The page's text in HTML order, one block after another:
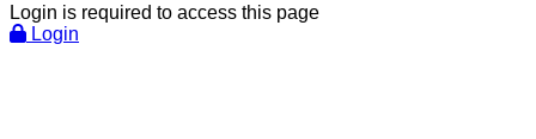
Login is required to access this page
Login